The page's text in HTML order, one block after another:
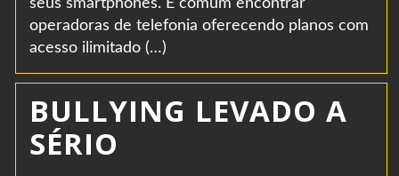
seus smartphones. É comum encontrar
operadoras de telefonia oferecendo planos com
acesso ilimitado (…)
BULLYING LEVADO A
SÉRIO